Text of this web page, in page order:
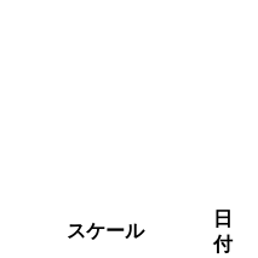
スケール
日
付